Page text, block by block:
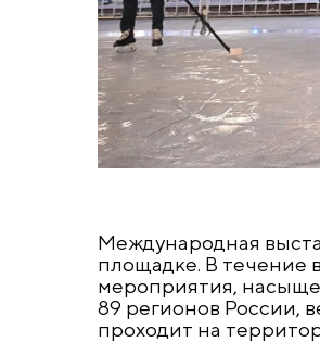
Международная
площадке. В течение
мероприятия,
89 регионов России,
проходит на